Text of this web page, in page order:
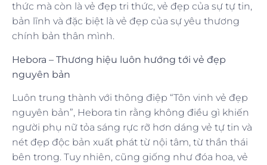
thức mà còn là vẻ đẹp tri thức, vẻ đẹp của sự tự tin,
bản lĩnh và đặc biệt là vẻ đẹp của sự yêu thương
chính bản thân mình.
Hebora – Thương hiệu luôn hướng tới vẻ đẹp
nguyên bản
Luôn trung thành với thông điệp “Tôn vinh vẻ đẹp
nguyên bản”, Hebora tin rằng không điều gì khiến
người phụ nữ tỏa sáng rực rỡ hơn dáng vẻ tự tin và
nét đẹp độc bản xuất phát từ nội tâm, từ thần thái
bên trong. Tuy nhiên, cũng giống như đóa hoa, vẻ